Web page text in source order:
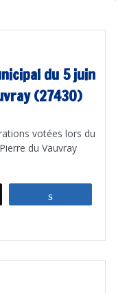
du 5 juin
(27430)
votées lors du
du Vauvray